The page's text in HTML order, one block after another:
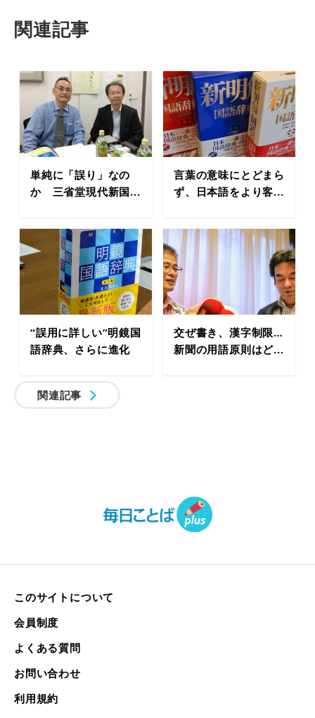
関連記事
単純に「誤り」なの
か 三省堂現代新国...
言葉の意味にとどまら
ず、日本語をより客...
“誤用に詳しい”明鏡国
語辞典、さらに進化
交ぜ書き、漢字制限…
新聞の用語原則はど...
関連記事
このサイトについて
会員制度
よくある質問
お問い合わせ
利用規約